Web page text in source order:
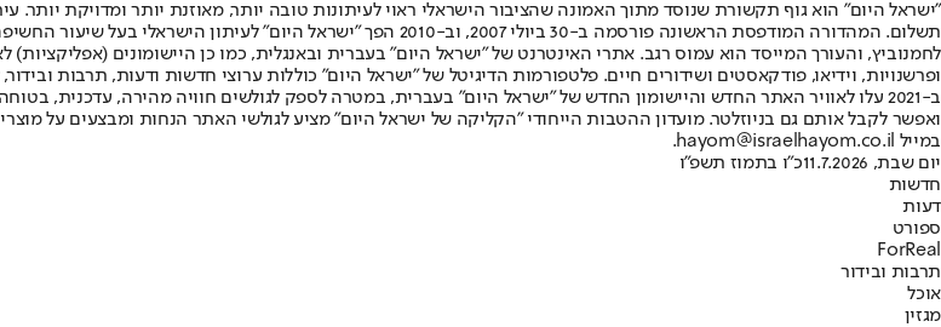
"ישראל היום" הוא גוף תקשורת שנוסד מתוך האמונה שהציבור הישראלי ראוי לעיתונות טובה יותר, מאוזנת יותר ומדויקת יותר.
תשלום. המהדורה המודפסת הראשונה פורסמה ב-30 ביולי 2007, וב-2010 הפך
ופרשנויות, וידיאו, פודקאסטים ושידורים חיים. פלטפורמות הדיגיטל של "ישראל היום" כוללות ערוצי חדשות ודעות, תרבות
ב-2021 עלו לאוויר האתר החדש והיישומון החדש של "ישראל היום" בעברית, במטרה לספק לגולשים חוויה מהירה, עדכנית,
ואפשר לקבל אותם גם בניוזלטר. מועדון ההטבות הייחודי "הקליקה של ישראל היום" מציע לגולשי האתר הנחות ומבצעים על
במייל hayom@israelhayom.co.il.
יום שבת, 11.7.2026
כ"ו בתמוז תשפ"ו
חדשות
דעות
ספורט
ForReal
תרבות ובידור
אוכל
מגזין